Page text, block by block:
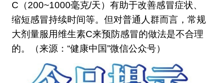
C（200~1000毫克/天）有助于改善感冒症状、
缩短感冒持续时间等。但对普通人群而言，常规
大剂量服用维生素C来预防感冒的做法是不合理
的。（来源：“健康中国”微信公众号）